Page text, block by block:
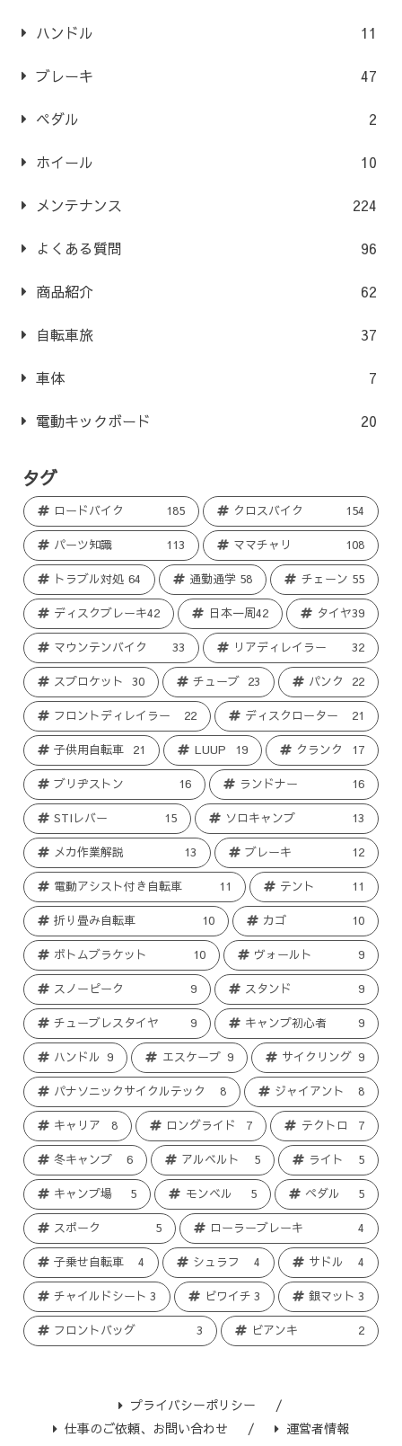
ハンドル 11
ブレーキ 47
ペダル 2
ホイール 10
メンテナンス 224
よくある質問 96
商品紹介 62
自転車旅 37
車体 7
電動キックボード 20
タグ
ロードバイク 185 クロスバイク 154
パーツ知識 113 ママチャリ 108
トラブル対処 64 通勤通学 58 チェーン 55
ディスクブレーキ42 日本一周42 タイヤ39
マウンテンバイク 33 リアディレイラー 32
スプロケット 30 チューブ 23 パンク 22
フロントディレイラー 22 ディスクローター 21
子供用自転車 21 LUUP 19 クランク 17
ブリヂストン 16 ランドナー 16
STIレバー 15 ソロキャンプ 13
メカ作業解説 13 ブレーキ 12
電動アシスト付き自転車 11 テント 11
折り畳み自転車 10 カゴ 10
ボトムブラケット 10 ヴォールト 9
スノーピーク 9 スタンド 9
チューブレスタイヤ 9 キャンプ初心者 9
ハンドル 9 エスケープ 9 サイクリング 9
パナソニックサイクルテック 8 ジャイアント 8
キャリア 8 ロングライド 7 テクトロ 7
冬キャンプ 6 アルベルト 5 ライト 5
キャンプ場 5 モンベル 5 ペダル 5
スポーク 5 ローラーブレーキ 4
子乗せ自転車 4 シュラフ 4 サドル 4
チャイルドシート 3 ビワイチ 3 銀マット 3
フロントバッグ 3 ビアンキ 2
プライバシーポリシー
仕事のご依頼、お問い合わせ
運営者情報